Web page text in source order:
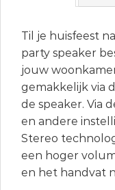
Til je huisfeest
party speaker
jouw
gemakkelijk via
de speaker. Via
en andere
Stereo
een hoger
en het handvat